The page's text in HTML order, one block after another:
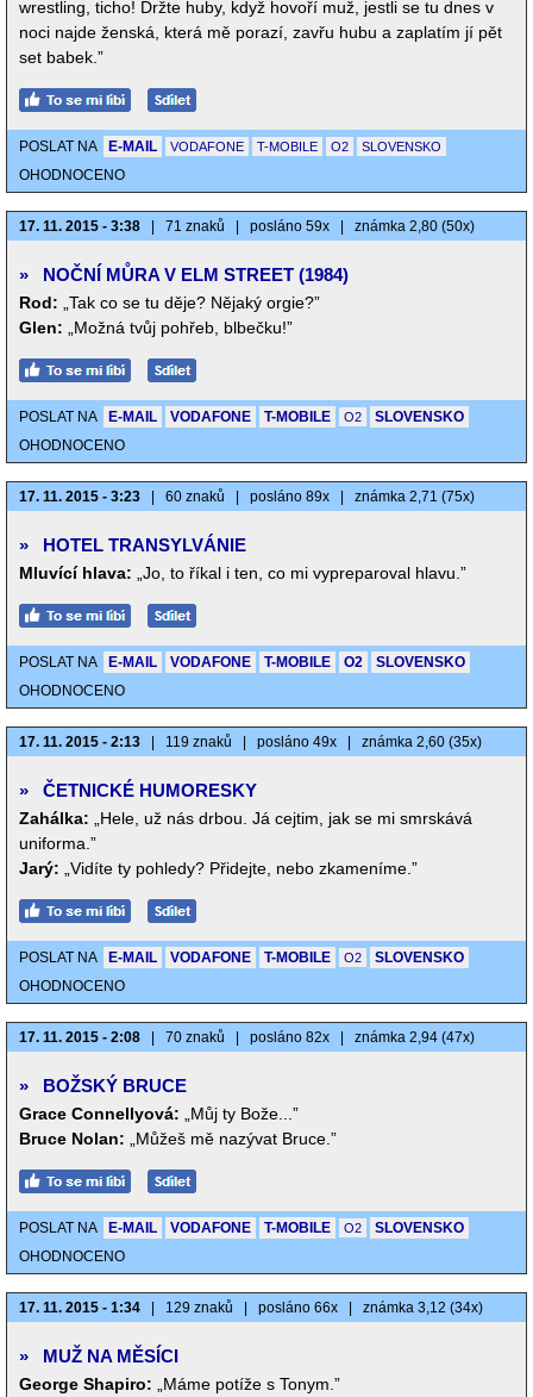
wrestling, ticho! Držte huby, když hovoří muž, jestli se tu dnes v
noci najde ženská, která mě porazí, zavřu hubu a zaplatím jí pět
set babek.”
POSLAT NA E-MAIL VODAFONE T-MOBILE O2 SLOVENSKO
OHODNOCENO
17. 11. 2015 - 3:38 71 znaků posláno 59x známka 2,80 (50x)
» NOČNÍ MŮRA V ELM STREET (1984)
Rod:
„Tak co se tu děje? Nějaký orgie?”
Glen:
„Možná tvůj pohřeb, blbečku!”
POSLAT NA E-MAIL VODAFONE T-MOBILE O2
SLOVENSKO
OHODNOCENO
17. 11. 2015 - 3:23 60 znaků posláno 89x známka 2,71 (75x)
» HOTEL TRANSYLVÁNIE
Mluvící hlava: „Jo, to říkal i ten, co mi vypreparoval hlavu.”
POSLAT NA E-MAIL VODAFONE T-MOBILE O2
SLOVENSKO
OHODNOCENO
17. 11. 2015 - 2:13 119 znaků posláno 49x známka 2,60 (35x)
» ČETNICKÉ HUMORESKY
Zahálka:
„Hele, už nás drbou. Já cejtim, jak se mi smrskává
uniforma.”
Jarý:
„Vidíte ty pohledy? Přidejte, nebo zkameníme.”
POSLAT NA E-MAIL VODAFONE T-MOBILE O2
SLOVENSKO
OHODNOCENO
17. 11. 2015 - 2:08 70 znaků posláno 82x známka 2,94 (47x)
» BOŽSKÝ BRUCE
Grace Connellyová:
„Můj ty Bože...”
Bruce Nolan:
„Můžeš mě nazývat Bruce.”
POSLAT NA E-MAIL VODAFONE T-MOBILE O2
SLOVENSKO
OHODNOCENO
17. 11. 2015 - 1:34 129 znaků posláno 66x známka 3,12 (34x)
» MUŽ NA MĚSÍCI
George Shapiro:
„Máme potíže s Tonym.”